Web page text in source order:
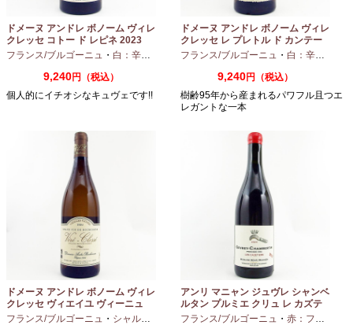
ドメーヌ アンドレ ボノーム ヴィレ
クレッセ コトー ド レピネ 2023
750ml
フランス/ブルゴーニュ ・ 白：辛口 シャルドネ
9,240円（税込）
個人的にイチオシなキュヴェです!!
ドメーヌ アンドレ ボノーム ヴィレ
クレッセ レ プレトル ド カンテー
ヌ 2023 750ml
フランス/ブルゴーニュ ・ 白：辛口
9,240円（税込）
樹齢95年から産まれるパワフル且つエ
レガントな一本
ドメーヌ アンドレ ボノーム ヴィレ
クレッセ ヴィエイユ ヴィーニュ
2024 750ml
フランス/ブルゴーニュ ・ シャルドネ
アンリ マニャン ジュヴレ シャンベ
ルタン プルミエ クリュ レ カズテ
ィエ エルバージュ 24 モワ 2023
フランス/ブルゴーニュ ・ 赤：フルボディ